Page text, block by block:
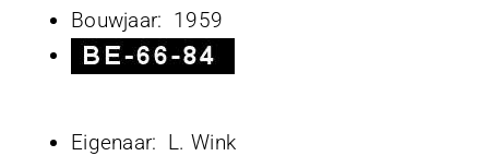
Bouwjaar: 1959
Eigenaar: L. Wink